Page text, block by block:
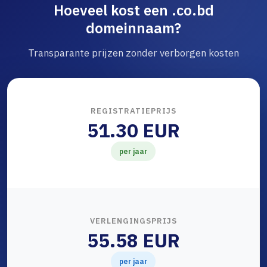
Hoeveel kost een .co.bd
domeinnaam?
Transparante prijzen zonder verborgen kosten
REGISTRATIEPRIJS
51.30 EUR
per jaar
VERLENGINGSPRIJS
55.58 EUR
per jaar